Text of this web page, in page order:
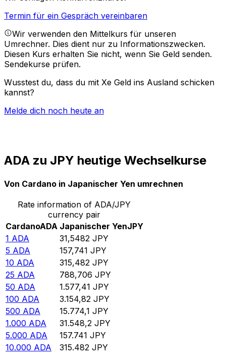
Termin für ein Gespräch vereinbaren
Wir verwenden den Mittelkurs für unseren
Umrechner. Dies dient nur zu Informationszwecken.
Diesen Kurs erhalten Sie nicht, wenn Sie Geld senden.
Sendekurse prüfen.
Wusstest du, dass du mit Xe Geld ins Ausland schicken
kannst?
Melde dich noch heute an
ADA zu JPY heutige Wechselkurse
Von Cardano in Japanischer Yen umrechnen
Rate information of ADA/JPY
currency pair
CardanoADA Japanischer YenJPY
1 ADA 31,5482 JPY
5 ADA 157,741 JPY
10 ADA 315,482 JPY
25 ADA 788,706 JPY
50 ADA 1.577,41 JPY
100 ADA 3.154,82 JPY
500 ADA 15.774,1 JPY
1.000 ADA 31.548,2 JPY
5.000 ADA 157.741 JPY
10.000 ADA 315.482 JPY